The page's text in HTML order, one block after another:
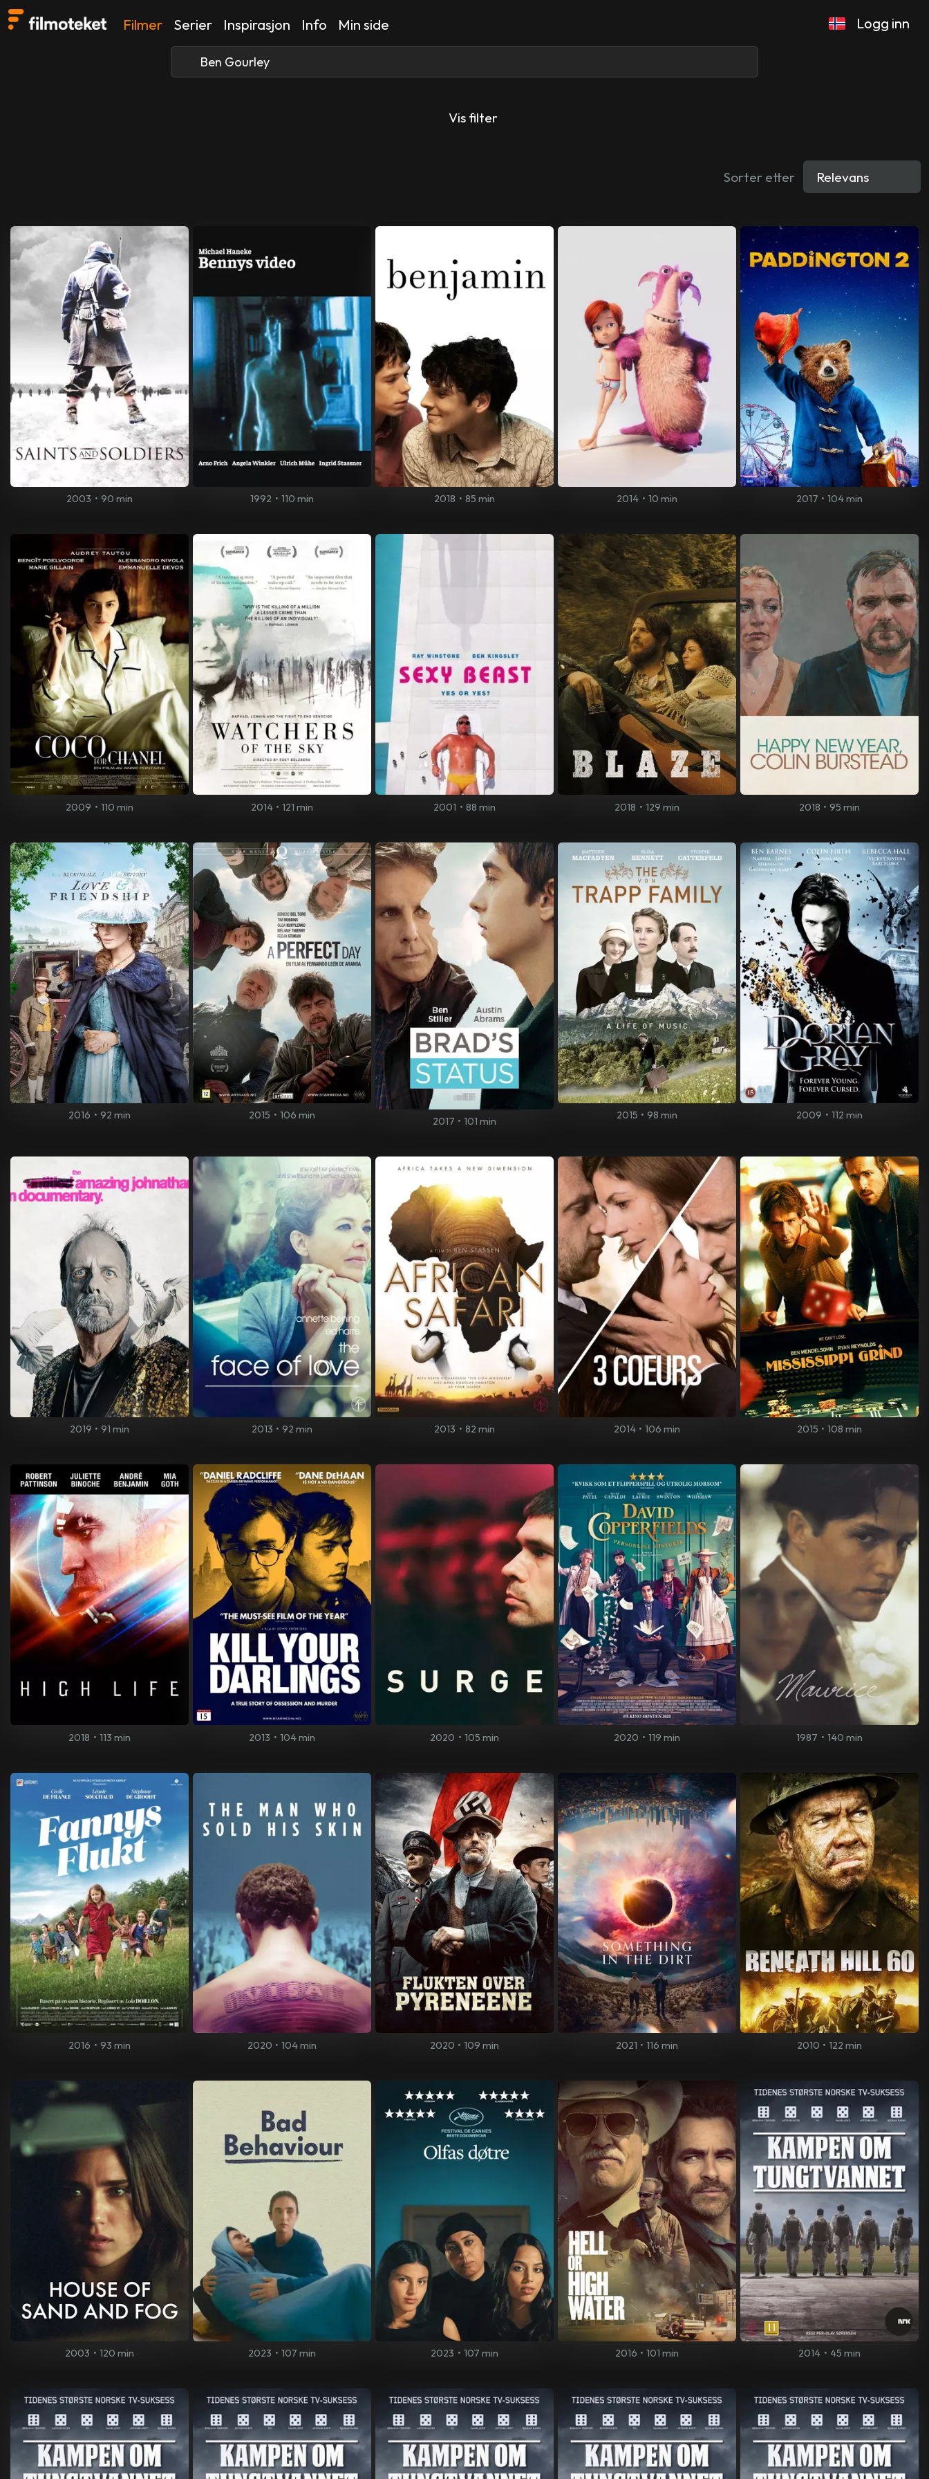
Filmer Serier Inspirasjon Info Min side Logg inn
Vis filter
Sorter etter
2003 • 90 min 1992 • 110 min 2018 • 85 min 2014 • 10 min 2017 • 104 min
2009 • 110 min 2014 • 121 min 2001 • 88 min 2018 • 129 min 2018 • 95 min
2016 • 92 min 2015 • 106 min
2017 • 101 min
2015 • 98 min 2009 • 112 min
2019 • 91 min 2013 • 92 min 2013 • 82 min 2014 • 106 min 2015 • 108 min
2018 • 113 min 2013 • 104 min 2020 • 105 min 2020 • 119 min 1987 • 140 min
2016 • 93 min 2020 • 104 min 2020 • 109 min 2021 • 116 min 2010 • 122 min
2003 • 120 min 2023 • 107 min 2023 • 107 min 2016 • 101 min 2014 • 45 min